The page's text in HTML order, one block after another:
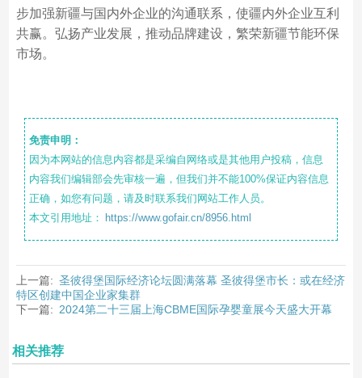
步加强新疆与国内外企业的沟通联系，使疆内外企业互利
共赢。弘扬产业发展，推动品牌建设，繁荣新疆节能环保
市场。
免责申明：
因为本网站的信息内容都是采编自网络或是其他用户投稿，信息
内容我们编辑部会先审核一遍，但我们并不能100%保证内容信息
正确，如您有问题，请及时联系我们网站工作人员。
本文引用地址：
https://www.gofair.cn/8956.html
上一篇: 圣彼得堡国际经济论坛圆满落幕 圣彼得堡市长：或在经济
特区创建中国企业家集群
下一篇: 2024第二十三届上海CBME国际孕婴童展今天盛大开幕
相关推荐